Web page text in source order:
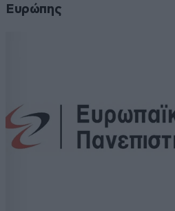
Ευρώπης